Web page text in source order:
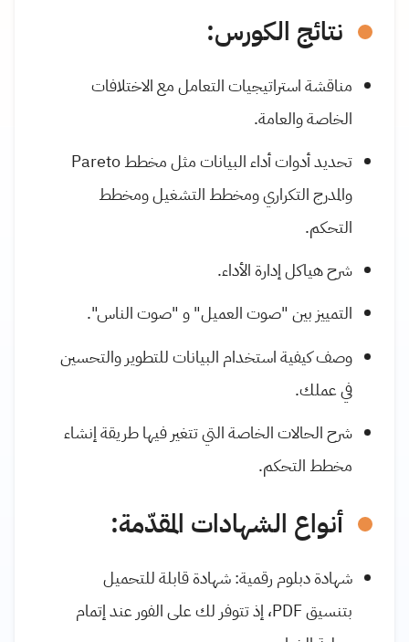
نتائج الكورس:
مناقشة استراتيجيات التعامل مع الاختلافات
الخاصة والعامة.
تحديد أدوات أداء البيانات مثل مخططPareto
والمدرج التكراري ومخطط التشغيل ومخطط
التحكم.
شرح هياكل إدارة الأداء.
التمييز بين "صوت العميل" و "صوت الناس".
وصف كيفية استخدام البيانات للتطوير والتحسين
في عملك.
شرح الحالات الخاصة التي تتغير فيها طريقة إنشاء
مخطط التحكم.
أنواع الشهادات المقدّمة:
شهادة دبلوم رقمية: شهادة قابلة للتحميل
بتنسيقPDF، إذ تتوفر لك على الفور عند إتمام